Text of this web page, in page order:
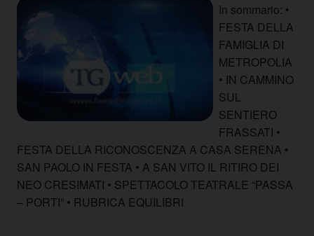
In sommario: •
FESTA DELLA
FAMIGLIA DI
METROPOLIA
• IN CAMMINO
SUL
SENTIERO
FRASSATI •
FESTA DELLA RICONOSCENZA A CASA SERENA •
SAN PAOLO IN FESTA • A SAN VITO IL RITIRO DEI
NEO CRESIMATI • SPETTACOLO TEATRALE “PASSA
– PORTI” • RUBRICA EQUILIBRI